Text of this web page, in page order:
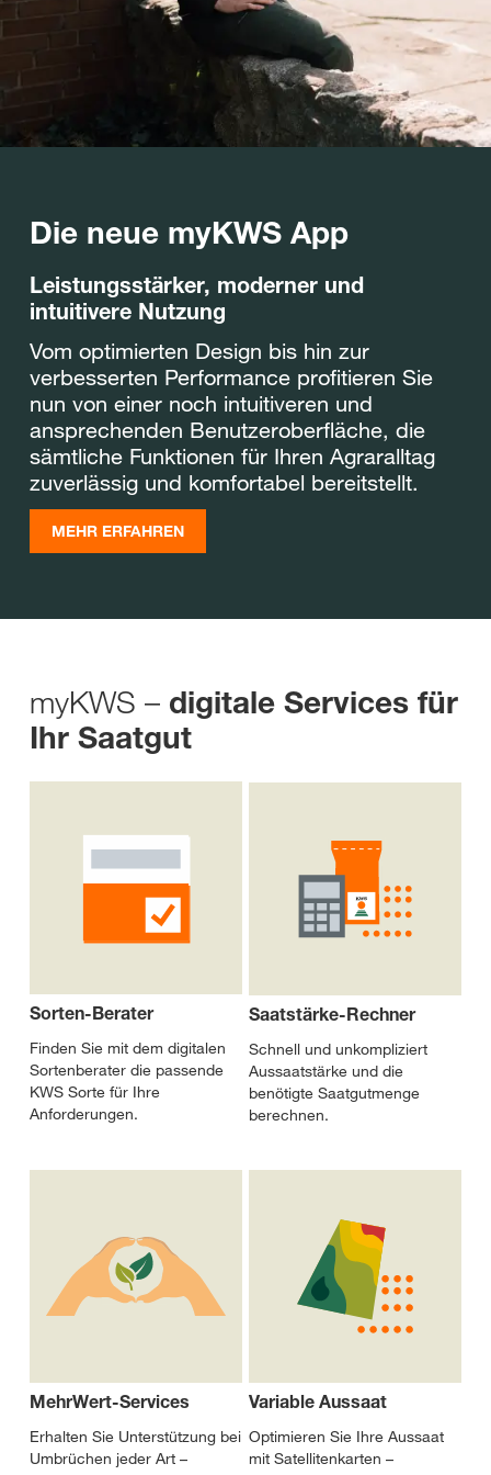
Die neue myKWS App
Leistungsstärker, moderner und
intuitivere Nutzung
Vom optimierten Design bis hin zur
verbesserten Performance profitieren Sie
nun von einer noch intuitiveren und
ansprechenden Benutzeroberfläche, die
sämtliche Funktionen für Ihren Agraralltag
zuverlässig und komfortabel bereitstellt.
MEHR ERFAHREN
myKWS – digitale Services für
Ihr Saatgut
Sorten-Berater
Finden Sie mit dem digitalen
Sortenberater die passende
KWS Sorte für Ihre
Anforderungen.
Saatstärke-Rechner
Schnell und unkompliziert
Aussaatstärke und die
benötigte Saatgutmenge
berechnen.
MehrWert-Services
Erhalten Sie Unterstützung bei
Umbrüchen jeder Art –
Variable Aussaat
Optimieren Sie Ihre Aussaat
mit Satellitenkarten –